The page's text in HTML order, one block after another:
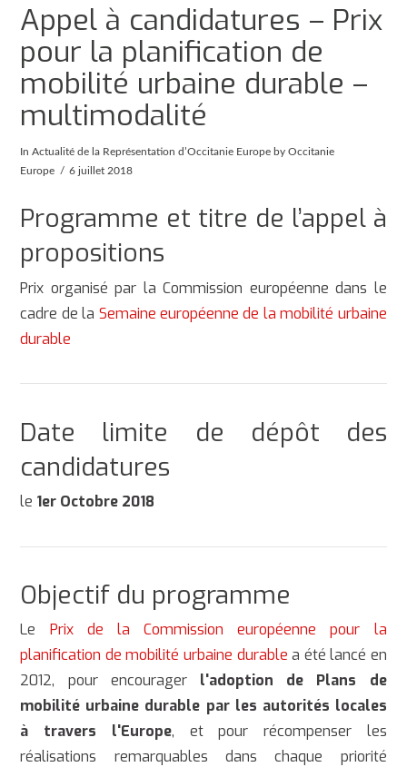
Appel à candidatures – Prix
pour la planification de
mobilité urbaine durable –
multimodalité
InActualité de la Représentation d’Occitanie Europe by Occitanie
Europe
6 juillet 2018
Programme et titre de l’appel à
propositions
Prix organisé par la Commission européenne dans le
cadre de la Semaine européenne de la mobilité urbaine
durable
Date limite de dépôt des
candidatures
le 1er Octobre 2018
Objectif du programme
Le Prix de la Commission européenne pour la
planification de mobilité urbaine durable a été lancé en
2012, pour encourager l'adoption de Plans de
mobilité urbaine durable par les autorités locales
à travers l'Europe, et pour récompenser les
réalisations remarquables dans chaque priorité